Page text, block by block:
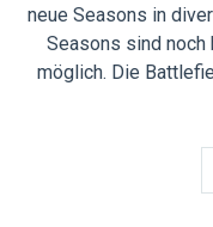
neue Seasons in
Seasons sind noch
möglich. Die